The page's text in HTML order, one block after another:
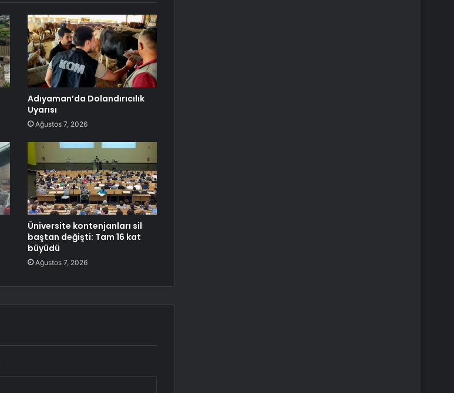
Adıyaman’da Dolandırıcılık
Uyarısı
Ağustos 7, 2026
Üniversite kontenjanları sil
baştan değişti: Tam 16 kat
büyüdü
Ağustos 7, 2026